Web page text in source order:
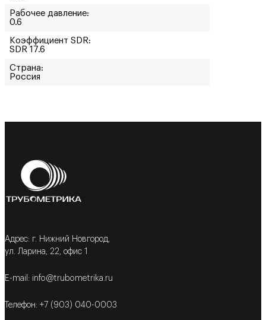
Рабочее давление:
0.6
Коэффициент SDR:
SDR 17.6
Страна:
Россия
Адрес: г. Нижний Новгород,
ул. Ларина, 22, офис 1
E-mail: info@trubometrika.ru
Телефон: +7 (903) 040-0003